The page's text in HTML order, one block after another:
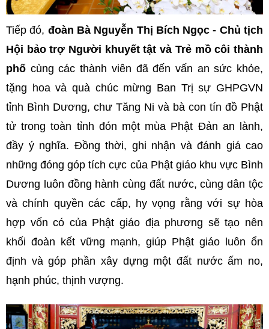
Tiếp đó, đoàn Bà Nguyễn Thị Bích Ngọc - Chủ tịch
Hội bảo trợ Người khuyết tật và Trẻ mồ côi thành
phố cùng các thành viên đã đến vấn an sức khỏe,
tặng hoa và quà chúc mừng Ban Trị sự GHPGVN
tỉnh Bình Dương, chư Tăng Ni và bà con tín đồ Phật
tử trong toàn tỉnh đón một mùa Phật Đản an lành,
đầy ý nghĩa. Đồng thời, ghi nhận và đánh giá cao
những đóng góp tích cực của Phật giáo khu vực Bình
Dương luôn đồng hành cùng đất nước, cùng dân tộc
và chính quyền các cấp, hy vọng rằng với sự hòa
hợp vốn có của Phật giáo địa phương sẽ tạo nên
khối đoàn kết vững mạnh, giúp Phật giáo luôn ổn
định và góp phần xây dựng một đất nước ấm no,
hạnh phúc, thịnh vượng.